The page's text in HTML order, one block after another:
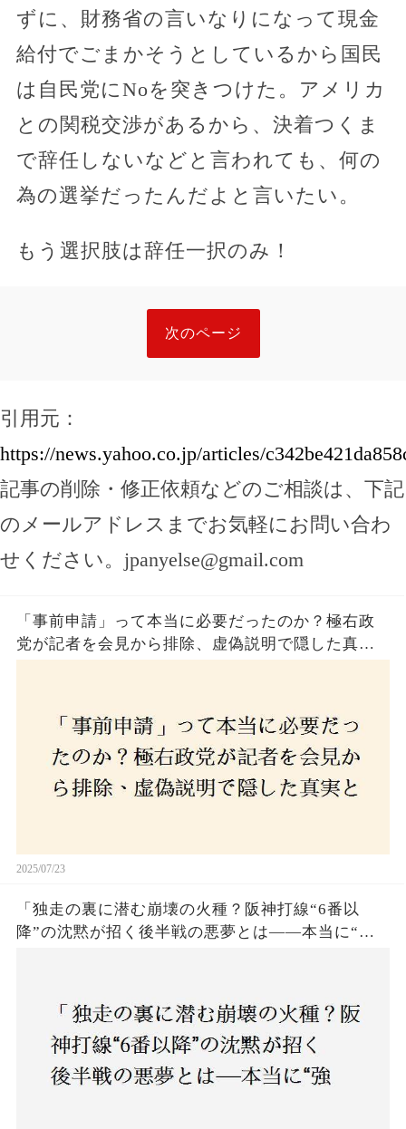
ずに、財務省の言いなりになって現金
給付でごまかそうとしているから国民
は自民党にNoを突きつけた。アメリカ
との関税交渉があるから、決着つくま
で辞任しないなどと言われても、何の
為の選挙だったんだよと言いたい。
もう選択肢は辞任一択のみ！
次のページ
引用元：
https://news.yahoo.co.jp/articles/
記事の削除・修正依頼などのご相談は、下記
のメールアドレスまでお気軽にお問い合わ
せください。 jpanyelse@gmail.com
「事前申請」って本当に必要だったのか？極右政
党が記者を会見から排除、虚偽説明で隠した真実
2025/07/23
「独走の裏に潜む崩壊の火種？阪神打線“6番以
降”の沈黙が招く後半戦の悪夢とは——本当に“強